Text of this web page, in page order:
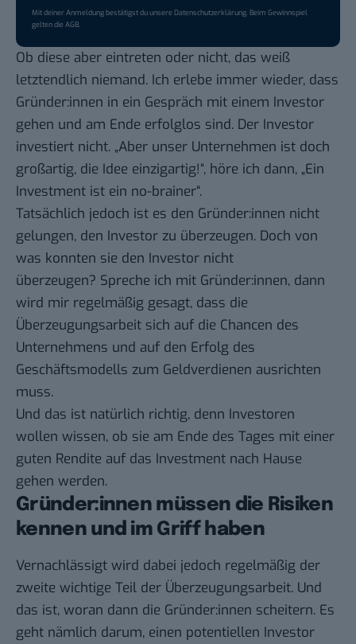
Mit deiner Anmeldung bestätigst du unsereDatenschutzerklärung. Beim Gewinnspiel
gelten dieAGB.
Ob diese aber eintreten oder nicht, das weiß
letztendlich niemand. Ich erlebe immer wieder, dass
Gründer:innen in ein Gespräch mit einem Investor
gehen und am Ende erfolglos sind. Der Investor
investiert nicht. „Aber unser Unternehmen ist doch
großartig, die Idee einzigartig!“, höre ich dann, „Ein
Investment ist ein no-brainer“.
Tatsächlich jedoch ist es den Gründer:innen nicht
gelungen, den Investor zu überzeugen. Doch von
was konnten sie den Investor nicht
überzeugen? Spreche ich mit Gründer:innen, dann
wird mir regelmäßig gesagt, dass die
Überzeugungsarbeit sich auf die Chancen des
Unternehmens und auf den Erfolg des
Geschäftsmodells zum Geldverdienen ausrichten
muss.
Und das ist natürlich richtig, denn Investoren
wollen wissen, ob sie am Ende des Tages mit einer
guten Rendite auf das Investment nach Hause
gehen werden.
Gründer:innen müssen die Risiken
kennen und im Griff haben
Vernachlässigt wird dabei jedoch regelmäßig der
zweite wichtige Teil der Überzeugungsarbeit. Und
das ist, woran dann die Gründer:innen scheitern. Es
geht nämlich darum, einen potentiellen Investor